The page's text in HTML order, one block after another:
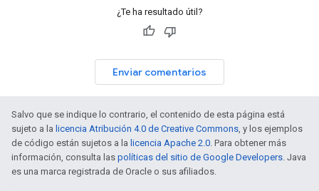
¿Te ha resultado útil?
Enviar comentarios
Salvo que se indique lo contrario, el contenido de esta página está
sujeto a la licencia Atribución 4.0 de Creative Commons, y los ejemplos
de código están sujetos a la licencia Apache 2.0. Para obtener más
información, consulta las políticas del sitio de Google Developers. Java
es una marca registrada de Oracle o sus afiliados.